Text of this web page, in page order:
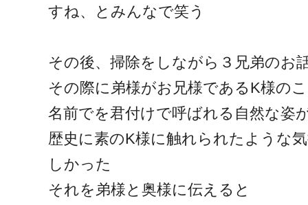
すね、とみんなで笑う
その後、掃除をしながら３兄弟のお
その際に弟様がお兄様であるK様の
名前でを君付けで呼ばれる自然な姿
歴史に素のK様に触れられたような
しかった
それを弟様と奥様に伝えると